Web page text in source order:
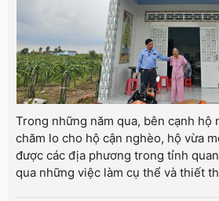
Trong những năm qua, bên cạnh hộ
chăm lo cho hộ cận nghèo, hộ vừa
được các địa phương trong tỉnh
qua những việc làm cụ thể và thiết